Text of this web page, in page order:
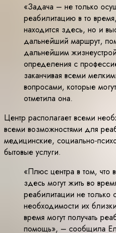
«Задача – не только
реабилитацию в то
находится здесь, но и
дальнейший маршрут,
дальнейшим
определения с
заканчивая всеми
вопросами, которые
отметила она.
Центр располагает всеми
всеми возможностями для
медицинские, социально-
бытовые услуги.
«Плюс центра в том, что
здесь могут жить во
реабилитации не
необходимости их
время могут получать
помощь», – сообщила